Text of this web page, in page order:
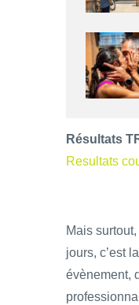
Résultats
Resultats
Mais
jours, c’est
évènement,